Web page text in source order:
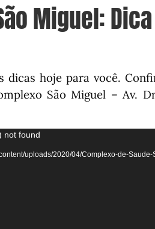
Miguel:
dicas hoje para você.
São Miguel – Av.
not found
uploads/2020/04/Complexo-de-Saude-